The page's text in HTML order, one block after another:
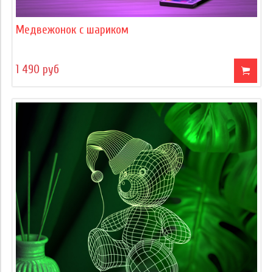
Медвежонок с шариком
1 490 руб